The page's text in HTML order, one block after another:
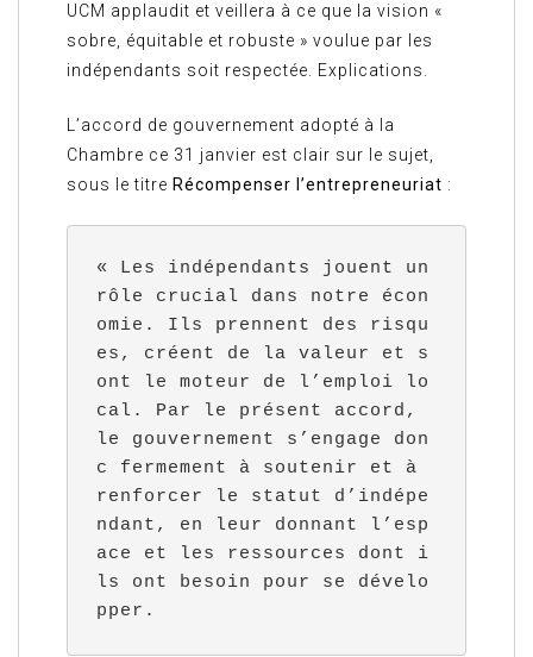
UCM applaudit et veillera à ce que la vision «
sobre, équitable et robuste » voulue par les
indépendants soit respectée. Explications.
L’accord de gouvernement adopté à la
Chambre ce 31 janvier est clair sur le sujet,
sous le titre Récompenser l’entrepreneuriat :
« Les indépendants jouent un
rôle crucial dans notre écon
omie. Ils prennent des risqu
es, créent de la valeur et s
ont le moteur de l’emploi lo
cal. Par le présent accord,
le gouvernement s’engage don
c fermement à soutenir et à
renforcer le statut d’indépe
ndant, en leur donnant l’esp
ace et les ressources dont i
ls ont besoin pour se dévelo
pper.